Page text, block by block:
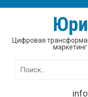
Цифровая
Найти: